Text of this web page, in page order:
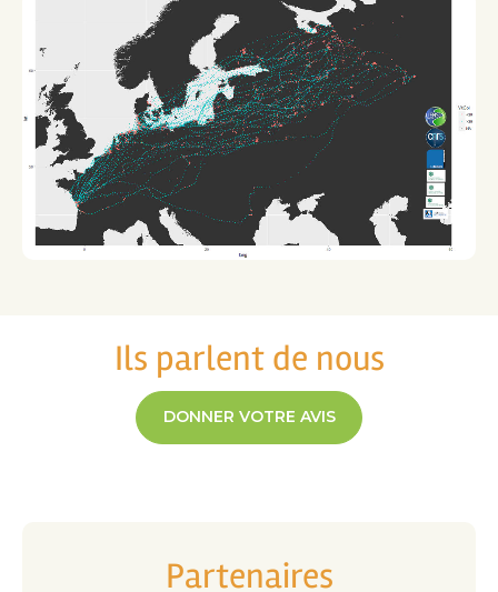
Ils parlent de nous
DONNER VOTRE AVIS
Partenaires